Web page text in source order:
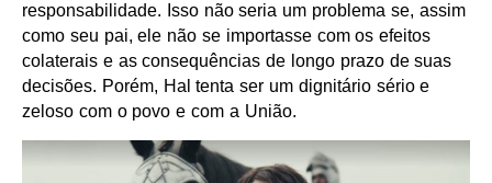
responsabilidade. Isso não seria um problema se, assim
como seu pai, ele não se importasse com os efeitos
colaterais e as consequências de longo prazo de suas
decisões. Porém, Hal tenta ser um dignitário sério e
zeloso com o povo e com a União.